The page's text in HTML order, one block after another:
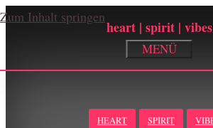
Zum Inhalt springen
heart | spirit | vibes
MENÜ